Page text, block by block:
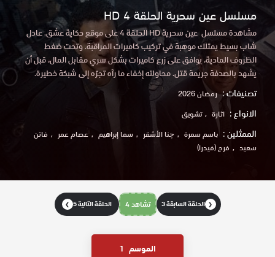
مسلسل عين سحرية الحلقة 4 HD
مشاهدة مسلسل عين سحرية HD الحلقة 4 على موقع حكاية عشق. عادل
شاب بسيط يمتلك موهبة في تركيب كاميرات المراقبة. وتحت ضغط
الظروف المادية، يوافق على زرع كاميرات بشكل سري مقابل المال، قبل أن
يشهد بالصدفة جريمة قتل. محاولته إخفاء ما رآه تجرّه إلى شبكة خطيرة.
تصنيفات : رمضان 2026
الانواع : اثارة ﺗﺸﻮﻳﻖ
الممثلين : باسم سمرة چنا الأشقر سما إبراهيم عصام عمر
فاتن
سعيد
فرح (فيدرا)
❮ الحلقة السابقة 3 تشاهد 4 الحلقة التالية 5 ❯
الموسم 1